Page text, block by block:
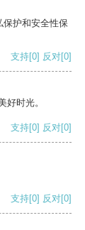
保护和安全性保
支持[0] 反对[0]
好时光。
支持[0] 反对[0]
支持[0] 反对[0]